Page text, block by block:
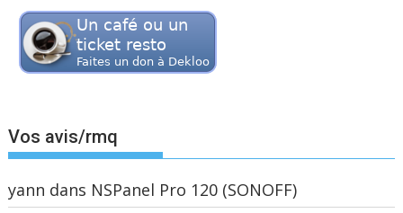
Vos avis/rmq
yann dans NSPanel Pro 120 (SONOFF)